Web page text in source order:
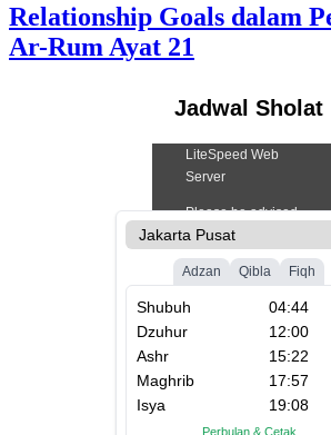
Relationship Goals dalam
Ar-Rum Ayat 21
Jadwal Sholat